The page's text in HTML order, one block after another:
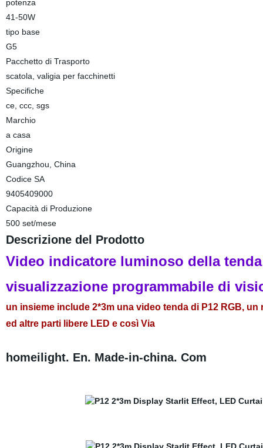
potenza
41-50W
tipo base
G5
Pacchetto di Trasporto
scatola, valigia per facchinetti
Specifiche
ce, ccc, sgs
Marchio
a casa
Origine
Guangzhou, China
Codice SA
9405409000
Capacità di Produzione
500 set/mese
Descrizione del Prodotto
Video indicatore luminoso della
visualizzazione programmabile di
un insieme include 2*3m una video tenda di P12 RGB,
ed altre parti libere LED e così Via
homeilight. En. Made-in-china. Com